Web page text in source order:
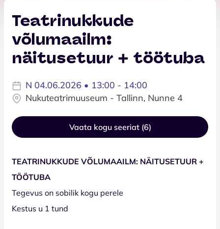
Teatrinukkude
võlumaailm:
näitusetuur + töötuba
N 04.06.2026 • 13:00 - 14:00
Nukuteatrimuuseum - Tallinn, Nunne 4
Vaata kogu seeriat (6)
TEATRINUKKUDE VÕLUMAAILM: NÄITUSETUUR +
TÖÖTUBA
Tegevus on sobilik kogu perele
Kestus u 1 tund